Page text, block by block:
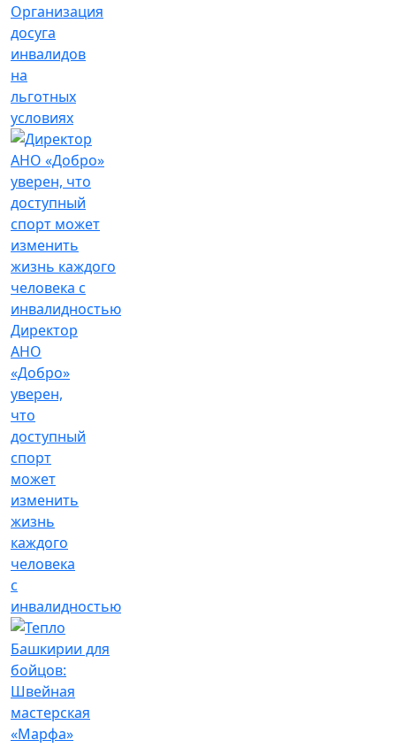
Организация
досуга
инвалидов
на
льготных
условиях
Директор
АНО
«Добро»
уверен,
что
доступный
спорт
может
изменить
жизнь
каждого
человека
с
инвалидностью